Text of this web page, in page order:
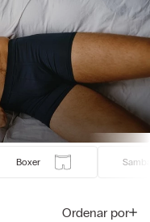
Boxer
Ordenar por